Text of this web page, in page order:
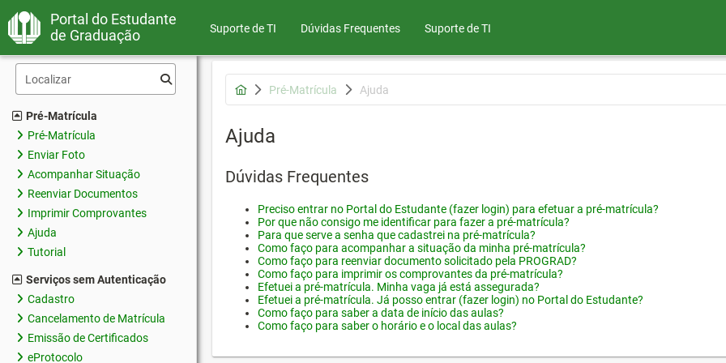
Portal do Estudante
de Graduação
Suporte de TI Dúvidas Frequentes Suporte de TI
Pré-Matrícula
Pré-Matrícula
Enviar Foto
Acompanhar Situação
Reenviar Documentos
Imprimir Comprovantes
Ajuda
Tutorial
Serviços sem Autenticação
Cadastro
Cancelamento de Matrícula
Emissão de Certificados
eProtocolo
Pré-Matrícula Ajuda
Ajuda
Dúvidas Frequentes
Preciso entrar no Portal do Estudante (fazer login) para efetuar a pré-matrícula?
Por que não consigo me identificar para fazer a pré-matrícula?
Para que serve a senha que cadastrei na pré-matrícula?
Como faço para acompanhar a situação da minha pré-matrícula?
Como faço para reenviar documento solicitado pela PROGRAD?
Como faço para imprimir os comprovantes da pré-matrícula?
Efetuei a pré-matrícula. Minha vaga já está assegurada?
Efetuei a pré-matrícula. Já posso entrar (fazer login) no Portal do Estudante?
Como faço para saber a data de início das aulas?
Como faço para saber o horário e o local das aulas?